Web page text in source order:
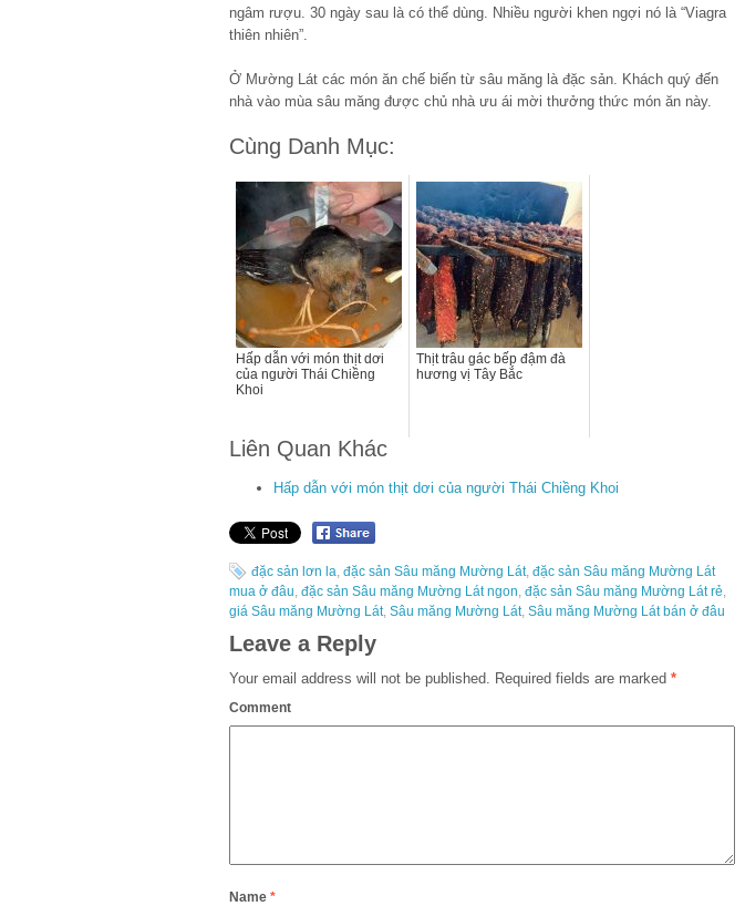
ngâm rượu. 30 ngày sau là có thể dùng. Nhiều người khen ngợi nó là “Viagra
thiên nhiên”.
Ở Mường Lát các món ăn chế biến từ sâu măng là đặc sản. Khách quý đến
nhà vào mùa sâu măng được chủ nhà ưu ái mời thưởng thức món ăn này.
Cùng Danh Mục:
Hấp dẫn với món thịt dơi
của người Thái Chiềng
Khoi
Thịt trâu gác bếp đậm đà
hương vị Tây Bắc
Liên Quan Khác
Hấp dẫn với món thịt dơi của người Thái Chiềng Khoi
đặc sản lơn la đặc sản Sâu măng Mường Lát, đặc sản Sâu măng Mường Lát
mua ở đâu đặc sản Sâu măng Mường Lát ngon đặc sản Sâu măng Mường Lát rẻ
giá Sâu măng Mường Lát, Sâu măng Mường Lát, Sâu măng Mường Lát bán ở đâu
Leave a Reply
Your email address will not be published. Required fields are marked *
Comment
Name *